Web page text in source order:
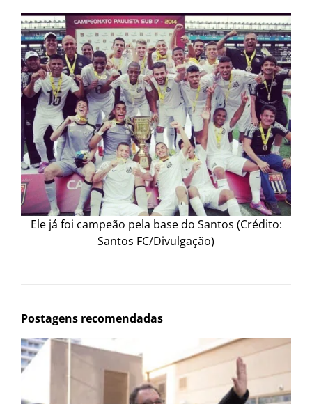
Ele já foi campeão pela base do Santos (Crédito:
Santos FC/Divulgação)
Postagens recomendadas